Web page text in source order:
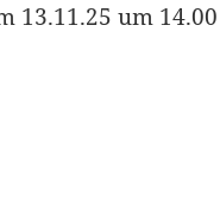
13.11.25 um